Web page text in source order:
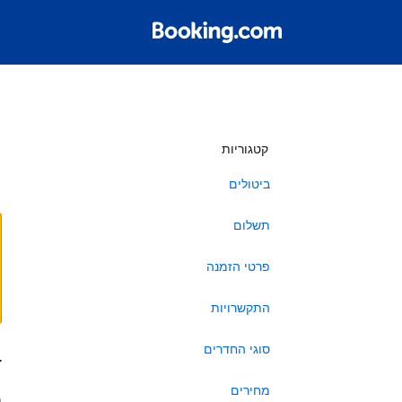
קטגוריות
ביטולים
תשלום
פרטי הזמנה
התקשרויות
סוגי החדרים
מחירים